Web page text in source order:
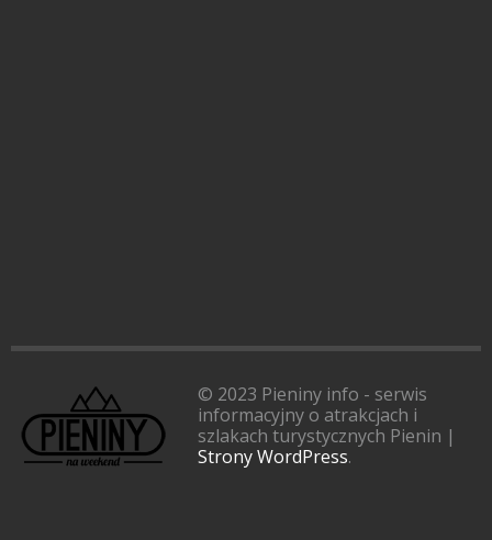
© 2023 Pieniny info - serwis
informacyjny o atrakcjach i
szlakach turystycznych Pienin |
Strony WordPress.